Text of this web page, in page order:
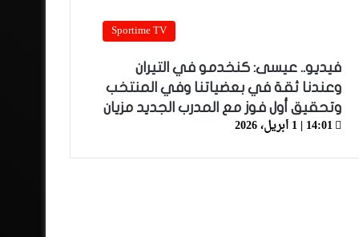
Sportime TV
فيديو.. عيسى: كنخدمو في التيران
وعندنا ثقة في بعضياتنا وفي المنتخب
وتحقيق أول فوز مع المدرب الجديد مزيان
14:01 | 1 أبريل، 2026